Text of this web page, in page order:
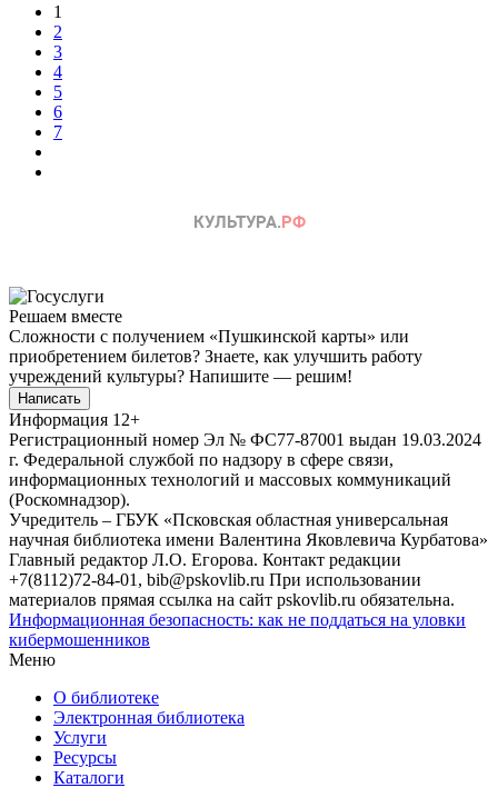
1
2
3
4
5
6
7
Решаем вместе
Сложности с получением «Пушкинской карты» или
приобретением билетов? Знаете, как улучшить работу
учреждений культуры? Напишите — решим!
Написать
Информация 12+
Регистрационный номер Эл № ФС77-87001 выдан 19.03.2024
г. Федеральной службой по надзору в сфере связи,
информационных технологий и массовых коммуникаций
(Роскомнадзор).
Учредитель – ГБУК «Псковская областная универсальная
научная библиотека имени Валентина Яковлевича Курбатова»
Главный редактор Л.О. Егорова. Контакт редакции
+7(8112)72-84-01, bib@pskovlib.ru При использовании
материалов прямая ссылка на сайт pskovlib.ru обязательна.
Информационная безопасность: как не поддаться на уловки
кибермошенников
Меню
О библиотеке
Электронная библиотека
Услуги
Ресурсы
Каталоги